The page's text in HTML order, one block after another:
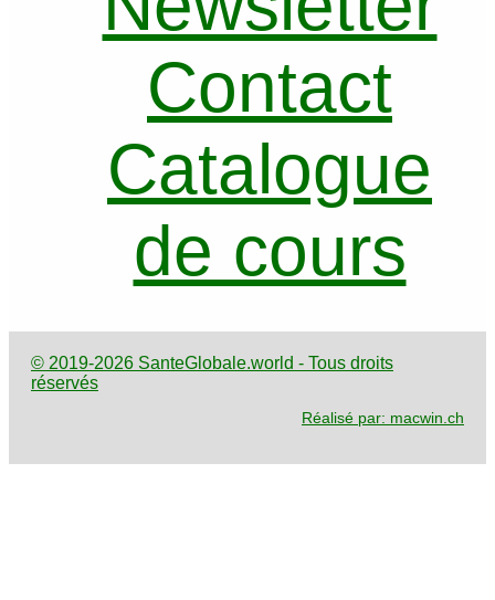
Contact
Catalogue
de cours
© 2019-2026 SanteGlobale.world - Tous droits
réservés
Réalisé par: macwin.ch